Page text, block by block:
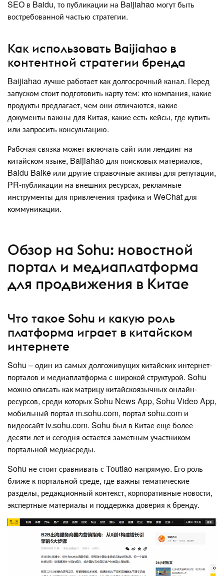
SEO в Baidu, то публикации на Baijiahao могут быть
востребованной частью стратегии.
Как использовать Baijiahao в
контентной стратегии бренда
Baijiahao лучше работает как долгосрочный канал. Перед
запуском стоит подготовить карту тем: кто компания, какие
продукты предлагает, чем они отличаются, какие
документы важны для Китая, какие есть кейсы, где купить
или запросить консультацию.
Рабочая связка может включать сайт или лендинг на
китайском языке, Baijiahao для поисковых материалов,
Baidu Baike или другие справочные активы для репутации,
PR-публикации на внешних ресурсах, рекламные
инструменты для привлечения трафика и WeChat для
коммуникации.
Обзор на Sohu: новостной
портал и медиаплатформа
для продвижения в Китае
Что такое Sohu и какую роль
платформа играет в китайском
интернете
Sohu – один из самых долгоживущих китайских интернет-
порталов и медиаплатформа с широкой структурой. Sohu
можно описать как матрицу китайскоязычных онлайн-
ресурсов, среди которых Sohu News App, Sohu Video App,
мобильный портал m.sohu.com, портал sohu.com и
видеосайт tv.sohu.com. Sohu был в Китае еще более
десяти лет и сегодня остается заметным участником
портальной медиасреды.
Sohu не стоит сравнивать с Toutiao напрямую. Его роль
ближе к портальной среде, где важны тематические
разделы, редакционный контекст, корпоративные новости,
экспертные материалы и поддержка доверия к бренду.